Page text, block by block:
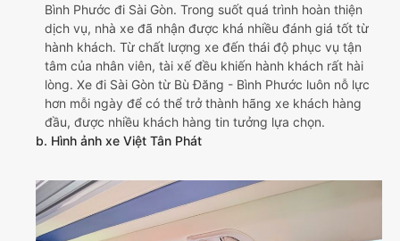
Bình Phước đi Sài Gòn. Trong suốt quá trình hoàn thiện
dịch vụ, nhà xe đã nhận được khá nhiều đánh giá tốt từ
hành khách. Từ chất lượng xe đến thái độ phục vụ tận
tâm của nhân viên, tài xế đều khiến hành khách rất hài
lòng. Xe đi Sài Gòn từ Bù Đăng - Bình Phước luôn nỗ lực
hơn mỗi ngày để có thể trở thành hãng xe khách hàng
đầu, được nhiều khách hàng tin tưởng lựa chọn.
b. Hình ảnh xe Việt Tân Phát